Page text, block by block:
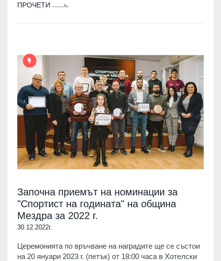
ПРОЧЕТИ
Започна приемът на номинации за
"Спортист на годината" на община
Мездра за 2022 г.
30.12.2022г.
Церемонията по връчване на наградите ще се състои
на 20 януари 2023 г. (петък) от 18:00 часа в Хотелски